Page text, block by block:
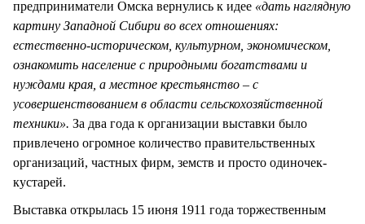
предприниматели Омска вернулись к идее «дать наглядную
картину Западной Сибири во всех отношениях:
естественно-историческом, культурном, экономическом,
ознакомить население с природными богатствами и
нуждами края, а местное крестьянство – с
усовершенствованием в области сельскохозяйственной
техники». За два года к организации выставки было
привлечено огромное количество правительственных
организаций, частных фирм, земств и просто одиночек-
кустарей.
Выставка открылась 15 июня 1911 года торжественным